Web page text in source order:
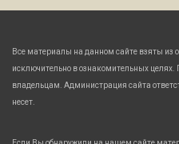
Все материалы на данном сайте взяты из
исключительно в ознакомительных
владельцам. Администрация сайта
несет.